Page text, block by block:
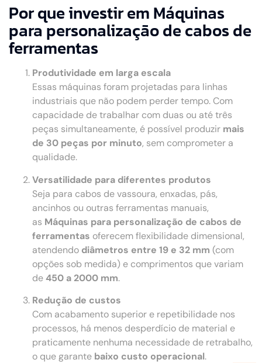
Por que investir em Máquinas
para personalização de cabos de
ferramentas
Produtividade em larga escala
Essas máquinas foram projetadas para linhas
industriais que não podem perder tempo. Com
capacidade de trabalhar com duas ou até três
peças simultaneamente, é possível produzir mais
de 30 peças por minuto, sem comprometer a
qualidade.
Versatilidade para diferentes produtos
Seja para cabos de vassoura, enxadas, pás,
ancinhos ou outras ferramentas manuais,
as Máquinas para personalização de cabos de
ferramentas oferecem flexibilidade dimensional,
atendendo diâmetros entre 19 e 32 mm (com
opções sob medida) e comprimentos que variam
de450 a 2000 mm.
Redução de custos
Com acabamento superior e repetibilidade nos
processos, há menos desperdício de material e
praticamente nenhuma necessidade de retrabalho,
o que garante baixo custo operacional.